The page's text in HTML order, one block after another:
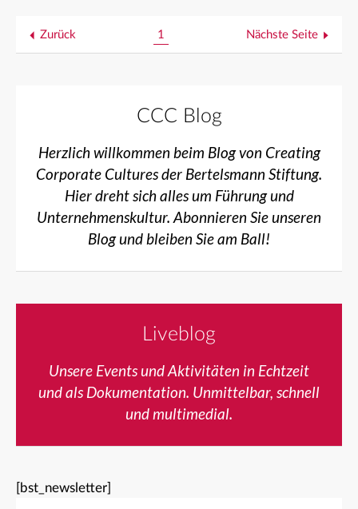
Zurück 1 Nächste Seite
CCC Blog
Herzlich willkommen beim Blog von Creating
Corporate Cultures der Bertelsmann Stiftung.
Hier dreht sich alles um Führung und
Unternehmenskultur. Abonnieren Sie unseren
Blog und bleiben Sie am Ball!
Liveblog
Unsere Events und Aktivitäten in Echtzeit
und als Dokumentation. Unmittelbar, schnell
und multimedial.
[bst_newsletter]